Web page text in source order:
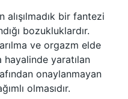
alışılmadık bir fantezi
bozukluklardır.
ve orgazm elde
yaratılan
onaylanmayan
olmasıdır.